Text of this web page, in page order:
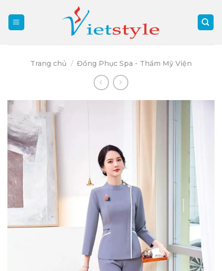
content
Trang chủ / Đồng Phục Spa - Thẩm Mỹ Viện